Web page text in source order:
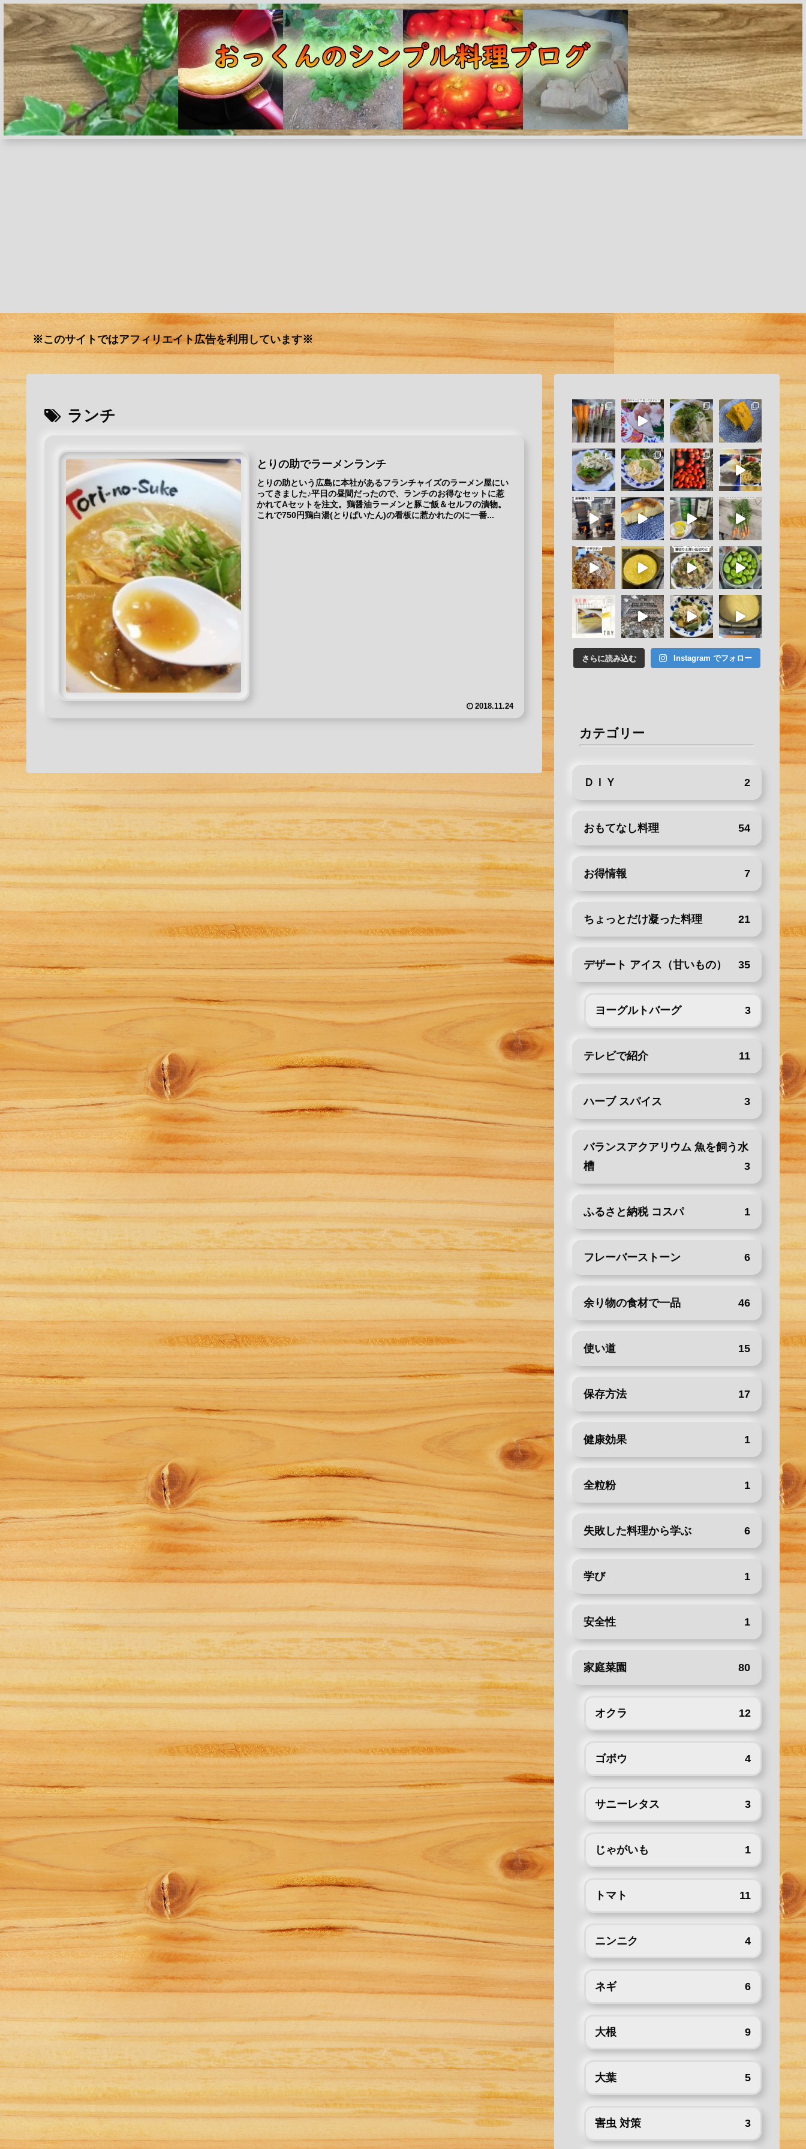
※このサイトではアフィリエイト広告を利用しています※
ランチ
とりの助でラーメンランチ
とりの助という広島に本社があるフランチャイズのラーメン屋にい
ってきました♪平日の昼間だったので、ランチのお得なセットに惹
かれてAセットを注文。鶏醤油ラーメンと豚ご飯＆セルフの漬物。
これで750円鶏白湯(とりぱいたん)の看板に惹かれたのに一番...
2018.11.24
さらに読み込む Instagram でフォロー
カテゴリー
ＤＩＹ 2
おもてなし料理 54
お得情報 7
ちょっとだけ凝った料理 21
デザート アイス（甘いもの） 35
ヨーグルトバーグ 3
テレビで紹介 11
ハーブ スパイス 3
バランスアクアリウム 魚を飼う水
槽
3
ふるさと納税 コスパ 1
フレーバーストーン 6
余り物の食材で一品 46
使い道 15
保存方法 17
健康効果 1
全粒粉 1
失敗した料理から学ぶ 6
学び 1
安全性 1
家庭菜園 80
オクラ 12
ゴボウ 4
サニーレタス 3
じゃがいも 1
トマト 11
ニンニク 4
ネギ 6
大根 9
大葉 5
害虫 対策 3